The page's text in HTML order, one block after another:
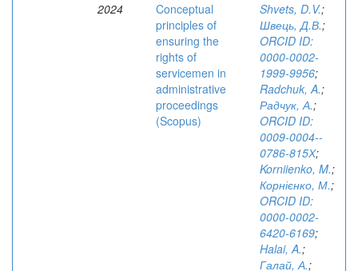
2024
Conceptual
principles of
ensuring the
rights of
servicemen in
administrative
proceedings
(Scopus)
Shvets, D.V.;
Швець, Д.В.;
ORCID ID:
0000-0002-
1999-9956;
Radchuk, A.;
Радчук, А.;
ORCID ID:
0009-­0004-­
0786-815Х;
Korniienko, M.;
Корнієнко, М.;
ORCID ID:
0000-0002-
6420-6169;
Halai, A.;
Галай, А.;